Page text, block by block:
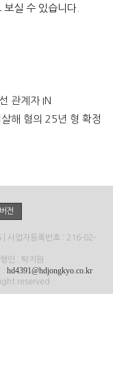
실 수 있습니다.
관계자 IN
해 혐의 25년 형 확정
전
| 사업자등록번호 : 216-02-
인 : 탁지원
: hd4391@hdjongkyo.co.kr
reserved